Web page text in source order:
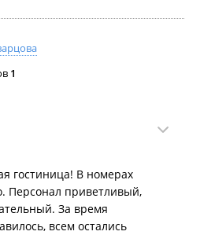
1
гостиница! В номерах
Персонал приветливый,
За время
всем остались